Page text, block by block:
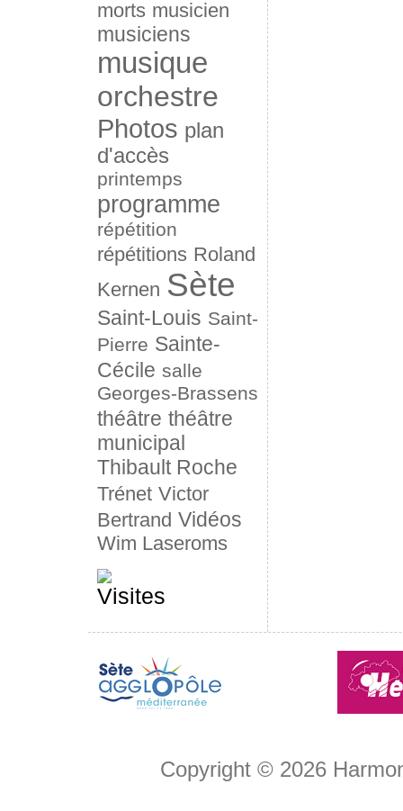
morts musicien
musiciens
musique
orchestre
Photos plan
d'accès
printemps
programme
répétition
répétitions Roland
Kernen Sète
Saint-Louis Saint-
Pierre Sainte-
Cécile salle
Georges-Brassens
théâtre théâtre
municipal
Thibault Roche
Trénet Victor
Bertrand Vidéos
Wim Laseroms
Copyright © 2026